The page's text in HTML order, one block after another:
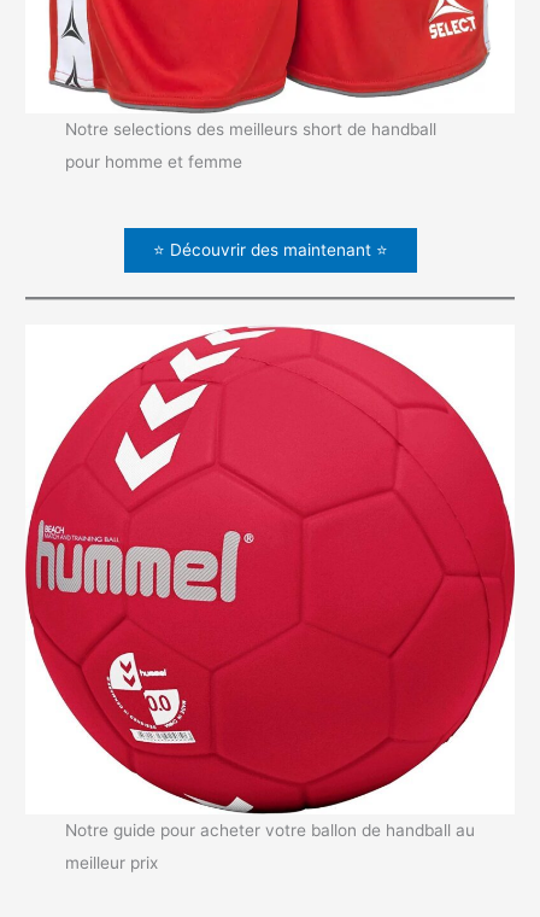
Notre selections des meilleurs short de handball
pour homme et femme
⭐ Découvrir des maintenant ⭐
Notre guide pour acheter votre ballon de handball au
meilleur prix